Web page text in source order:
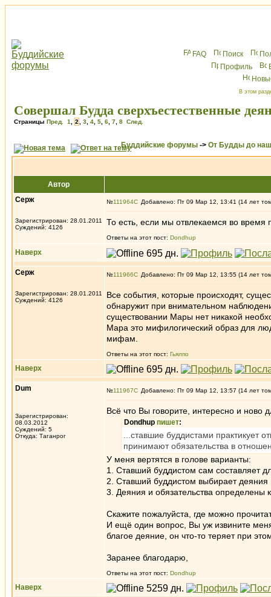
FAQ Поиск
Профиль
В этом
Совершал Будда сверхъестественные
Страницы Пред. 1 2 3 4 5 6 7 8 След.
Буддийские форумы -> От Будды до
Автор
Серж
Зарегистрирован: 28.01.2011
Суждений: 4126
№111964 Добавлено: Пт 09 Мар 12, 13:41 (14 лет
То есть, если мы отвлекаемся во время
Ответы на этот пост: Dondhup
Наверх
Серж
Зарегистрирован: 28.01.2011
Суждений: 4126
№111966 Добавлено: Пт 09 Мар 12, 13:55 (14 лет
Все события, которые происходят,
обнаружит при внимательном
существовании Мары нет никакой
Мара это мифилогический образ для
мифам.
Ответы на этот пост: Гьялпо
Наверх
Dum
Зарегистрирован:
08.03.2012
Суждений: 5
Откуда: Таганрог
№111967 Добавлено: Пт 09 Мар 12, 13:57 (14 лет
Всё что Вы говорите, интересно и ново
Dondhup пишет:
...ставшие буддистами практикует
принимают обязательства в
У меня вертятся в голове варианты:
1. Ставший буддистом сам составляет
2. Ставший буддистом выбирает деяния
3. Деяния и обязательства определены
Скажите пожалуйста, где можно
И ещё один вопрос, Вы уж извините
благое деяние, он что-то теряет при
Заранее благодарю,
Ответы на этот пост: Dondhup
Наверх